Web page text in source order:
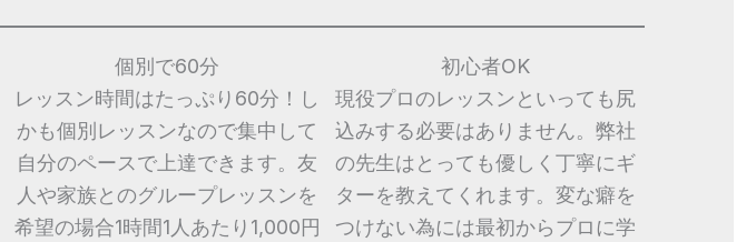
個別で60分
レッスン時間はたっぷり60分！し
かも個別レッスンなので集中して
自分のペースで上達できます。友
人や家族とのグループレッスンを
希望の場合1時間1人あたり1,000円
初心者OK
現役プロのレッスンといっても尻
込みする必要はありません。弊社
の先生はとっても優しく丁寧にギ
ターを教えてくれます。変な癖を
つけない為には最初からプロに学